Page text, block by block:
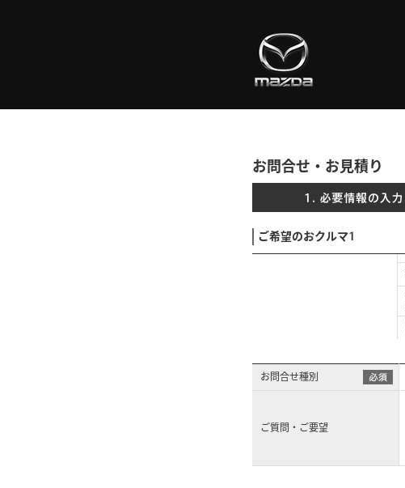
お問合せ・お見積り
ご希望のおクルマ1
お問合せ種別
ご質問・ご要望